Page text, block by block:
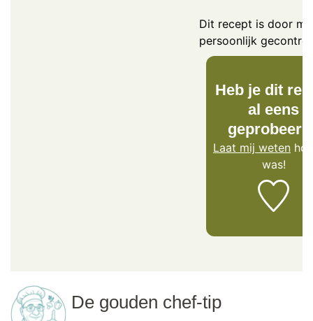
Dit recept is door mij
persoonlijk
Heb je dit
al eens
Laat mij weten
was!
De gouden chef-tip